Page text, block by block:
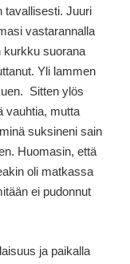
tavallisesti. Juuri
vastarannalla
kurkku suorana
Yli lammen
Sitten ylös
vauhtia, mutta
suksineni sain
Huomasin, että
oli matkassa
ei pudonnut
ja paikalla